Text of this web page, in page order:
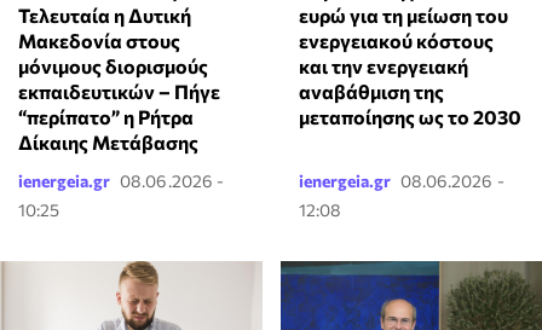
Τελευταία η Δυτική
Μακεδονία στους
μόνιμους διορισμούς
εκπαιδευτικών – Πήγε
“περίπατο” η Ρήτρα
Δίκαιης Μετάβασης
ienergeia.gr 08.06.2026 -
10:25
ευρώ για τη μείωση του
ενεργειακού κόστους
και την ενεργειακή
αναβάθμιση της
μεταποίησης ως το 2030
ienergeia.gr 08.06.2026 -
12:08